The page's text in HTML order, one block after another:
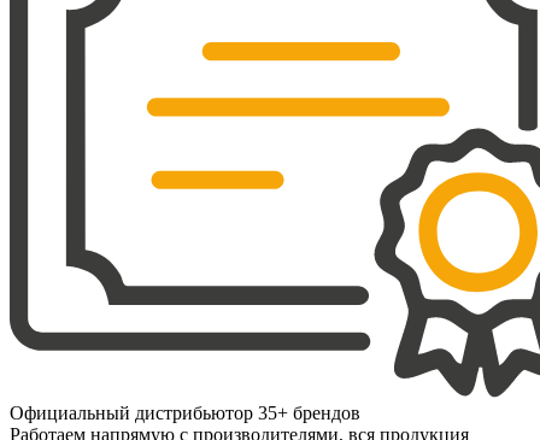
Официальный дистрибьютор 35+ брендов
Работаем напрямую с производителями, вся продукция